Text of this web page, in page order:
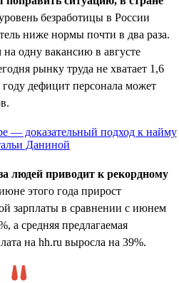
безработицы в России
ниже нормы почти в два раза.
одну вакансию в августе
рынку труда не хватает 1,6
дефицит персонала может
людей приводит к рекордному
этого года прирост
зарплаты в сравнении с июнем
а средняя предлагаемая
на hh.ru выросла на 39%.